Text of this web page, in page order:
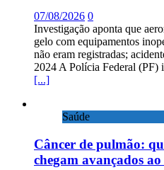
07/08/2026 0
Investigação aponta que
gelo com equipamentos
não eram registradas;
2024 A Polícia Federal (PF)
[...]
Saúde
Câncer de pulmão:
chegam avançados ao